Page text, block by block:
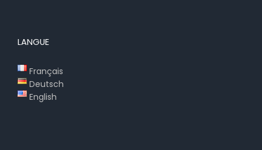
LANGUE
Français
Deutsch
English